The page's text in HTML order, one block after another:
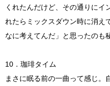
くれたんだけど、その通りにイ
れたらミックスダウン時に消え
なに考えてんだ」と思ったのも
10．珈琲タイム
まさに眠る前の一曲って感じ。